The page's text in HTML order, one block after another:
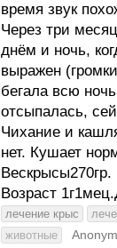
время звук
Через три
днём и ночь,
выражен
бегала всю
отсыпалась,
Чихание и
нет. Кушает
Вескрысы270гр.
Возраст
лечение крыс
животные